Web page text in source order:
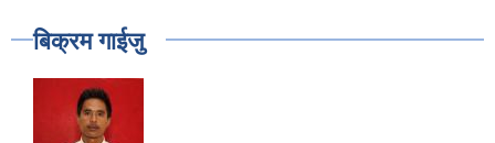
बिक्रम गाईजु